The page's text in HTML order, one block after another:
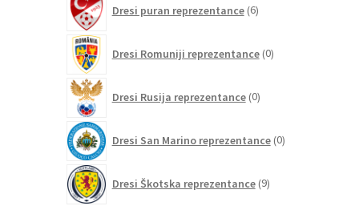
Dresi puran reprezentance 6izdelkov
Dresi Romuniji reprezentance 0izdelkov
Dresi Rusija reprezentance 0izdelkov
Dresi San Marino reprezentance 0izdelkov
Dresi Škotska reprezentance 9izdelkov